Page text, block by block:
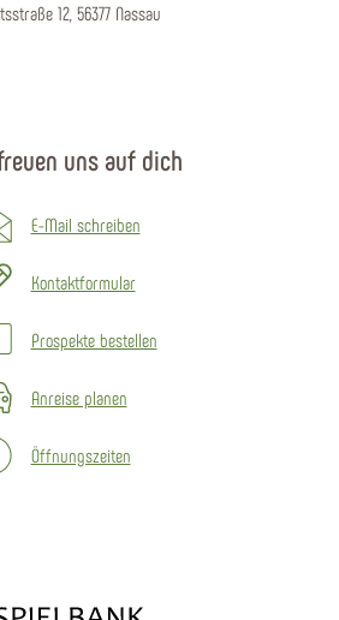
12, 56377 Nassau
uns auf dich
E-Mail schreiben
Kontaktformular
Prospekte bestellen
Anreise planen
Öffnungszeiten